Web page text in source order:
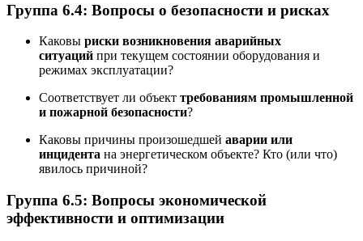
Группа 6.4: Вопросы о безопасности и рисках
Каковы риски возникновения аварийных
ситуаций при текущем состоянии оборудования и
режимах эксплуатации?
Соответствует ли объект требованиям промышленной
и пожарной безопасности?
Каковы причины произошедшей аварии или
инцидента на энергетическом объекте? Кто (или что)
явилось причиной?
Группа 6.5: Вопросы экономической
эффективности и оптимизации